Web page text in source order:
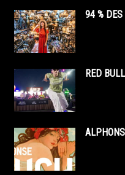
94 %
RED